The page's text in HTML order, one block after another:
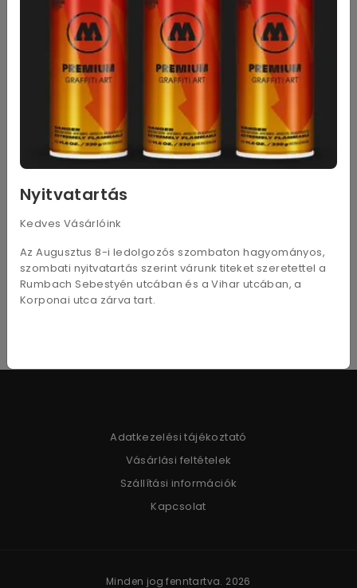
Nyitvatartás
Kedves Vásárlóink
Az Augusztus 8-i ledolgozós szombaton hagyományos,
szombati nyitvatartás szerint várunk titeket szeretettel a
Rumbach Sebestyén utcában és a Vihar utcában, a
Korponai utca zárva tart.
SKB-2/5B 5db pótpenge
1 350Ft
Nettó: 1 063Ft
Kosárba
Leírás
A következő biztonsági és ipari késekhez
alkalmazható: SK-12, SK-4, SK-5, SK-9 és UTC-1
Adatkezelési tájékoztató
Vásárlási feltételek
Szállítási információk
Kapcsolat
Minden jog fenntartva. 2026